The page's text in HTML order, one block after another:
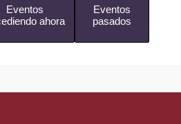
Eventos
ahora
Eventos
pasados